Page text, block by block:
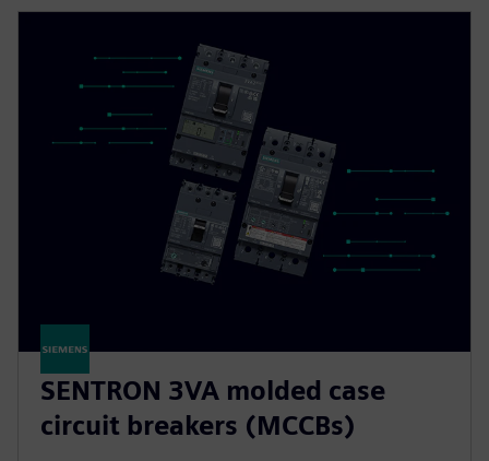
SENTRON 3VA molded case
circuit breakers (MCCBs)